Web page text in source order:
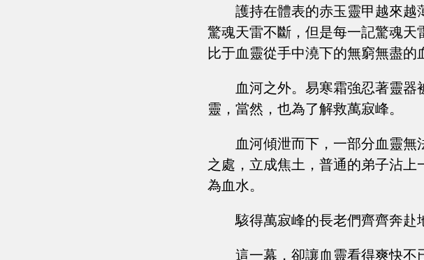
護持在體表的赤玉靈甲越來越
驚魂天雷不斷，但是每一記驚魂
比于血靈從手中澆下的無窮無盡的
血河之外。易寒霜強忍著靈
靈，當然，也為了解救萬寂峰。
血河傾泄而下，一部分血靈
之處，立成焦土，普通的弟子沾
為血水。
駭得萬寂峰的長老們齊齊奔赴
這一幕，卻讓血靈看得爽快不